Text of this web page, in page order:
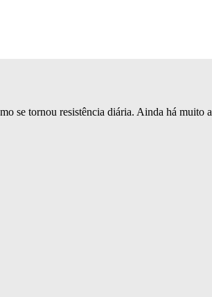
se tornou resistência diária. Ainda há muito